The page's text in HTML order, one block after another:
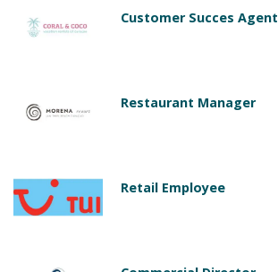
Customer Succes Agent
Restaurant Manager
Retail Employee